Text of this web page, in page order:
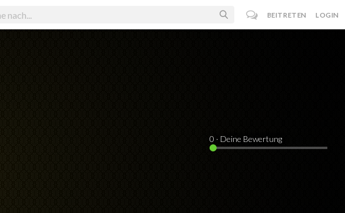
BEITRETEN LOGIN
0 · Deine Bewertung